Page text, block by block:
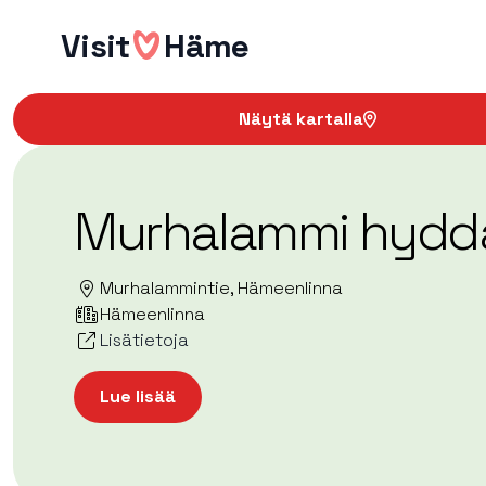
sisältöönVisit Häme
Näytä kartalla
Murhalammi
Murhalammintie, Hämeenlinna
Hämeenlinna
Lisätietoja
Lue lisää